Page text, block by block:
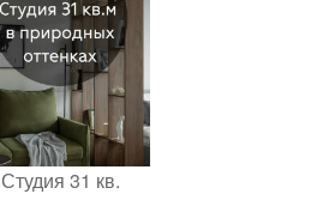
Студия 31 кв.